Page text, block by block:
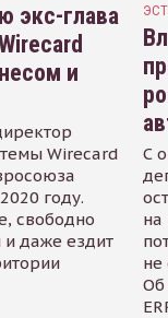
экс-глава
и
Wirecard
году.
свободно
даже ездит
С
на
не
Об